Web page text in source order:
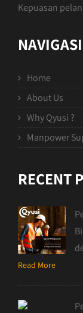
Kepuasan
NAVIGASI
Home
About Us
Why Qyusi ?
Manpower
RECENT
Read More